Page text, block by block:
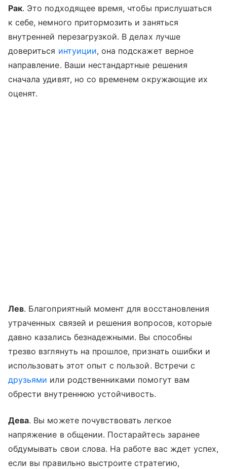
Рак. Это подходящее время, чтобы прислушаться
к себе, немного притормозить и заняться
внутренней перезагрузкой. В делах лучше
довериться интуиции, она подскажет верное
направление. Ваши нестандартные решения
сначала удивят, но со временем окружающие их
оценят.
Лев. Благоприятный момент для восстановления
утраченных связей и решения вопросов, которые
давно казались безнадежными. Вы способны
трезво взглянуть на прошлое, признать ошибки и
использовать этот опыт с пользой. Встречи с
друзьями или родственниками помогут вам
обрести внутреннюю устойчивость.
Дева. Вы можете почувствовать легкое
напряжение в общении. Постарайтесь заранее
обдумывать свои слова. На работе вас ждет успех,
если вы правильно выстроите стратегию,